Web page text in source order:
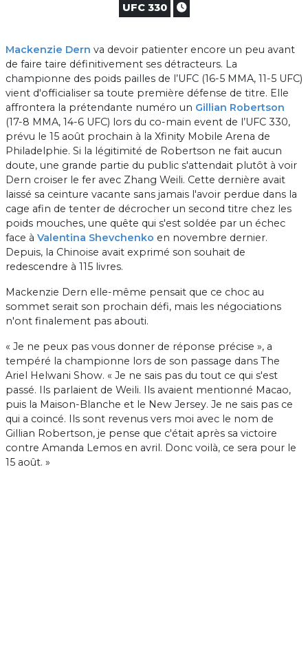
UFC 330
Mackenzie Dern va devoir patienter encore un peu avant
de faire taire définitivement ses détracteurs. La
championne des poids pailles de l’UFC (16-5 MMA, 11-5 UFC)
vient d'officialiser sa toute première défense de titre. Elle
affrontera la prétendante numéro un Gillian Robertson
(17-8 MMA, 14-6 UFC) lors du co-main event de l’UFC 330,
prévu le 15 août prochain à la Xfinity Mobile Arena de
Philadelphie. Si la légitimité de Robertson ne fait aucun
doute, une grande partie du public s'attendait plutôt à voir
Dern croiser le fer avec Zhang Weili. Cette dernière avait
laissé sa ceinture vacante sans jamais l'avoir perdue dans la
cage afin de tenter de décrocher un second titre chez les
poids mouches, une quête qui s'est soldée par un échec
face à Valentina Shevchenko en novembre dernier.
Depuis, la Chinoise avait exprimé son souhait de
redescendre à 115 livres.
Mackenzie Dern elle-même pensait que ce choc au
sommet serait son prochain défi, mais les négociations
n'ont finalement pas abouti.
« Je ne peux pas vous donner de réponse précise », a
tempéré la championne lors de son passage dans The
Ariel Helwani Show. « Je ne sais pas du tout ce qui s'est
passé. Ils parlaient de Weili. Ils avaient mentionné Macao,
puis la Maison-Blanche et le New Jersey. Je ne sais pas ce
qui a coincé. Ils sont revenus vers moi avec le nom de
Gillian Robertson, je pense que c'était après sa victoire
contre Amanda Lemos en avril. Donc voilà, ce sera pour le
15 août. »